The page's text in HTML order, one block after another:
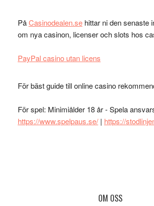
PåCasinodealen.sehittar ni den senaste
om nya casinon, licenser och slots hos
PayPal casino utan licens
För bäst guide till online casino
För spel: Minimiålder 18 år - Spela
https://www.spelpaus.se/| https://
OM OSS